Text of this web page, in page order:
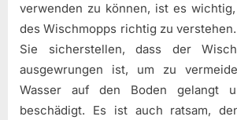
verwenden zu können, ist es
des Wischmopps richtig zu
Sie sicherstellen, dass der
ausgewrungen ist, um zu
Wasser auf den Boden gelangt
beschädigt. Es ist auch ratsam,